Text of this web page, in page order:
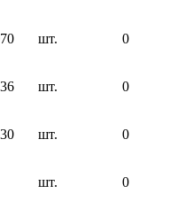
шт. 0
шт. 0
шт. 0
шт. 0